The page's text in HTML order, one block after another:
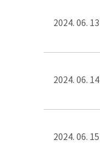
2024. 06. 13
2024. 06. 14
2024. 06. 15